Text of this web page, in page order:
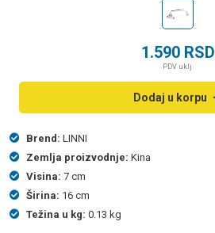
1.590 RSD
PDV uklj.
Dodaj u korpu
Brend: LINNI
Zemlja proizvodnje: Kina
Visina: 7 cm
Širina: 16 cm
Težina u kg: 0.13 kg